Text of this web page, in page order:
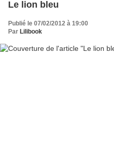
Le lion bleu
Publié le 07/02/2012 à 19:00
Par Lilibook